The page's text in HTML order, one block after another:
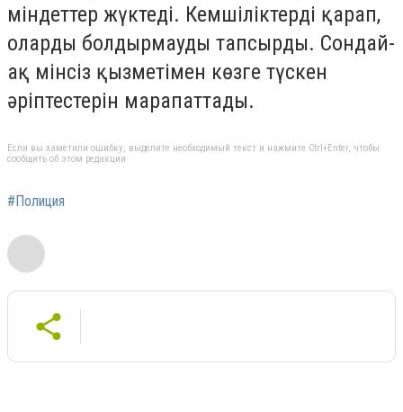
міндеттер жүктеді. Кемшіліктерді қарап,
оларды болдырмауды тапсырды. Сондай-
ақ мінсіз қызметімен көзге түскен
әріптестерін марапаттады.
Если вы заметили ошибку, выделите необходимый текст и нажмите Ctrl+Enter, чтобы
сообщить об этом редакции
#Полиция